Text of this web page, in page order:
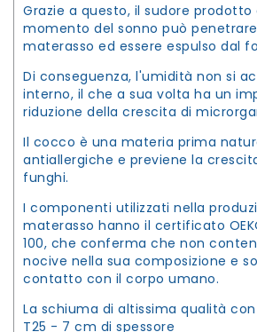
Grazie a questo, il sudore prodotto
momento del sonno può
materasso ed essere espulso dal
Di conseguenza, l'umidità non si
interno, il che a sua volta ha un
riduzione della crescita di
Il cocco è una materia prima
antiallergiche e previene la
funghi.
I componenti utilizzati nella
materasso hanno il certificato
100, che conferma che non
nocive nella sua composizione e
contatto con il corpo umano.
La schiuma di altissima qualità
T25 - 7 cm di spessore